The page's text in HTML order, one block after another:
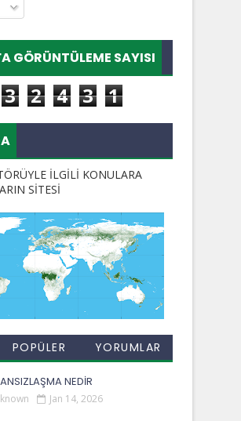
GÖRÜNTÜLEME SAYISI
3 2 4 3 1
İLGİLİ KONULARA
SİTESİ
POPÜLER
YORUMLAR
NEDİR
Jan 14, 2026